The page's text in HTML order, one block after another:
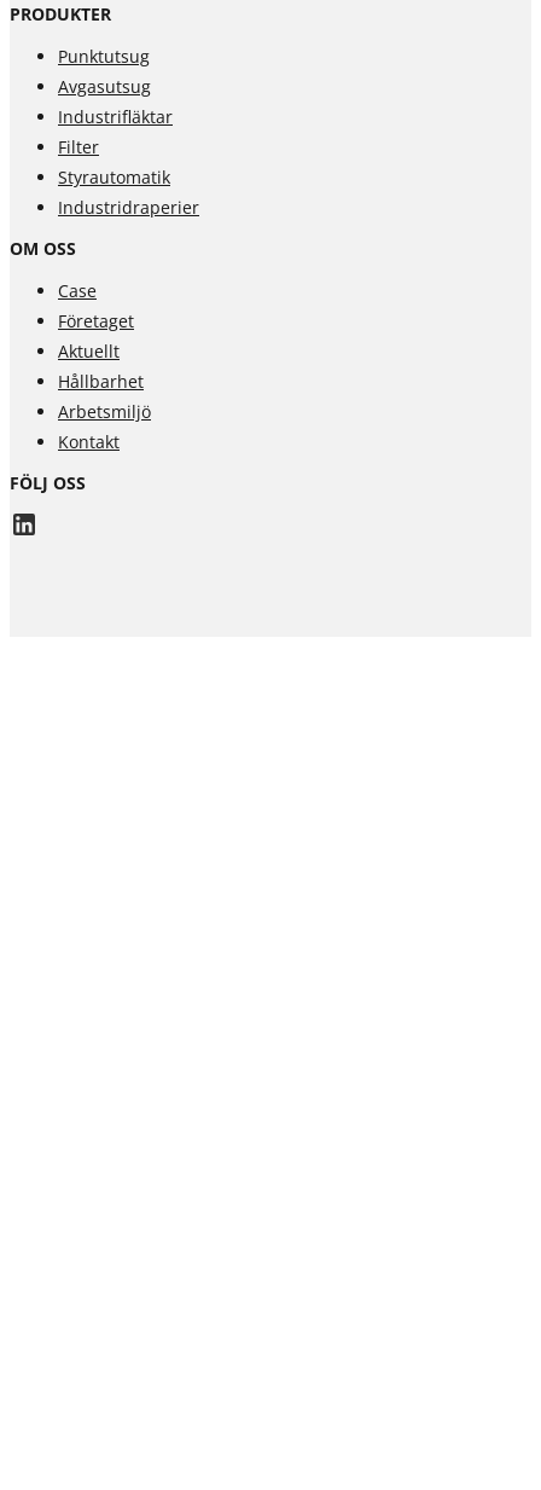
PRODUKTER
Punktutsug
Avgasutsug
Industrifläktar
Filter
Styrautomatik
Industridraperier
OM OSS
Case
Företaget
Aktuellt
Hållbarhet
Arbetsmiljö
Kontakt
FÖLJ OSS